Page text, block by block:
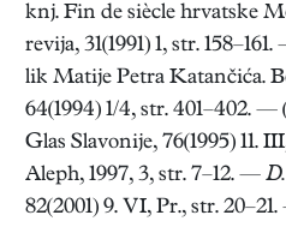
knj. Fin de siècle hrvatske
revija, 31(1991) 1, str.
lik Matije Petra Katančića.
64(1994) 1/4, str. 401–402. —
Glas Slavonije, 76(1995) 11.
Aleph, 1997, 3, str. 7–12. —
82(2001) 9. VI, Pr., str.